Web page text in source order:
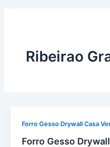
Ribeirao
Forro Gesso Drywall Casa
Forro Gesso